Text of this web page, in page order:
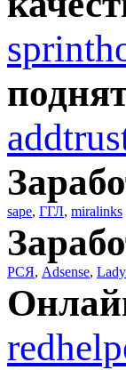
sape, ГГЛ, miralinks
РСЯ, Adsense,